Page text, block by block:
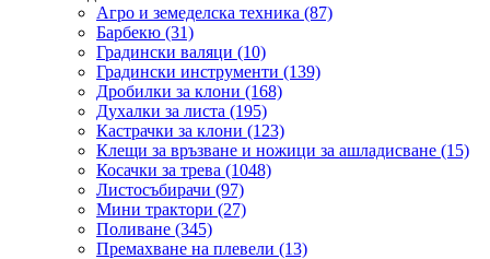
Агро и земеделска техника (87)
Барбекю (31)
Градински валяци (10)
Градински инструменти (139)
Дробилки за клони (168)
Духалки за листа (195)
Кастрачки за клони (123)
Клещи за връзване и ножици за ашладисване (15)
Косачки за трева (1048)
Листосъбирачи (97)
Мини трактори (27)
Поливане (345)
Премахване на плевели (13)